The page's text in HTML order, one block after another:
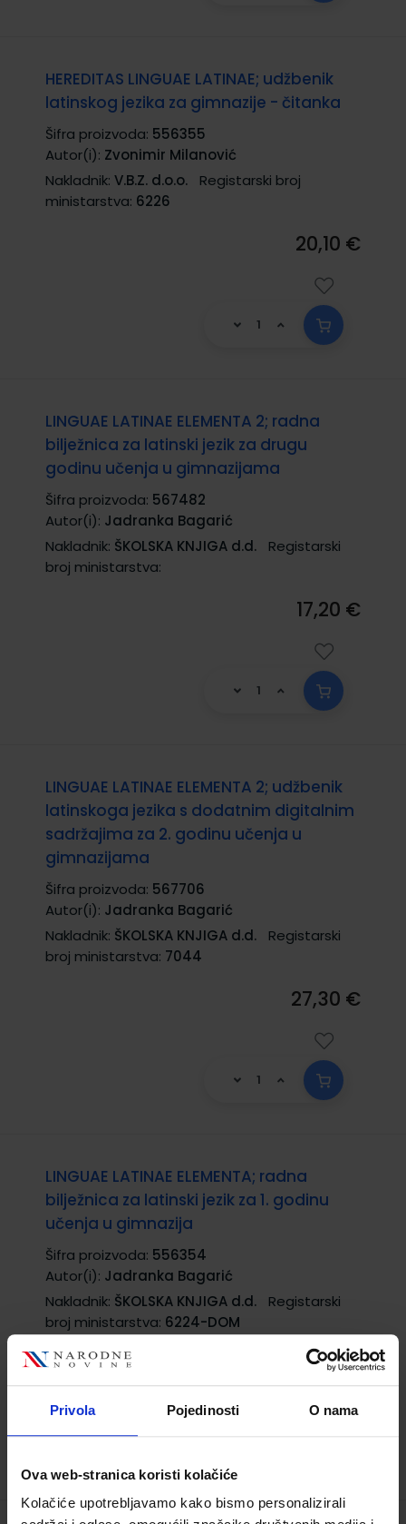
Privola Pojedinosti O nama
Ova web-stranica koristi kolačiće
Kolačiće upotrebljavamo kako bismo personalizirali
HEREDITAS LINGUAE LATINAE; udžbenik
latinskog jezika za gimnazije - čitanka
Šifra proizvoda: 556355
Autor(i): Zvonimir Milanović
Nakladnik: V.B.Z. d.o.o.
Registarski broj
ministarstva: 6226
20,10 €
LINGUAE LATINAE ELEMENTA 2; radna
bilježnica za latinski jezik za drugu
godinu učenja u gimnazijama
Šifra proizvoda: 567482
Autor(i): Jadranka Bagarić
Nakladnik: ŠKOLSKA KNJIGA d.d.
Registarski
broj ministarstva:
17,20 €
LINGUAE LATINAE ELEMENTA 2; udžbenik
latinskoga jezika s dodatnim digitalnim
sadržajima za 2. godinu učenja u
gimnazijama
Šifra proizvoda: 567706
Autor(i): Jadranka Bagarić
Nakladnik: ŠKOLSKA KNJIGA d.d.
Registarski
broj ministarstva: 7044
27,30 €
LINGUAE LATINAE ELEMENTA; radna
bilježnica za latinski jezik za 1. godinu
učenja u gimnazija
Šifra proizvoda: 556354
Autor(i): Jadranka Bagarić
Nakladnik: ŠKOLSKA KNJIGA d.d.
Registarski
broj ministarstva: 6224-DOM
17,20 €